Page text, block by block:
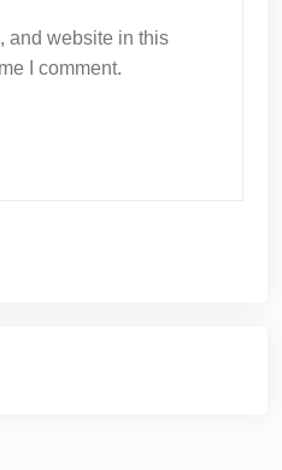
and website in this
I comment.